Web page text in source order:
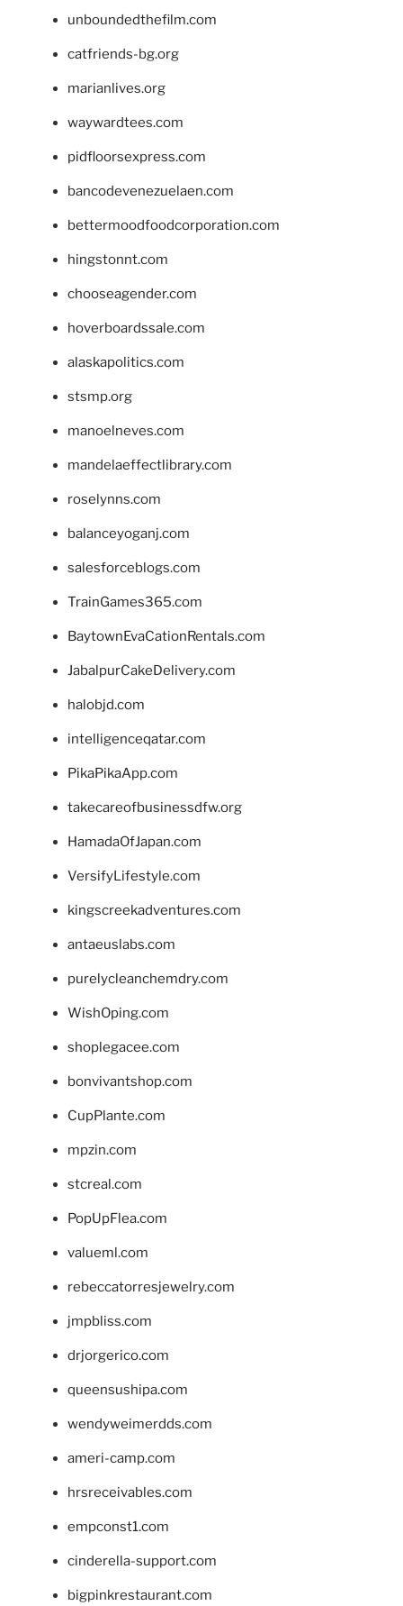
unboundedthefilm.com
catfriends-bg.org
marianlives.org
waywardtees.com
pidfloorsexpress.com
bancodevenezuelaen.com
bettermoodfoodcorporation.com
hingstonnt.com
chooseagender.com
hoverboardssale.com
alaskapolitics.com
stsmp.org
manoelneves.com
mandelaeffectlibrary.com
roselynns.com
balanceyoganj.com
salesforceblogs.com
TrainGames365.com
BaytownEvaCationRentals.com
JabalpurCakeDelivery.com
halobjd.com
intelligenceqatar.com
PikaPikaApp.com
takecareofbusinessdfw.org
HamadaOfJapan.com
VersifyLifestyle.com
kingscreekadventures.com
antaeuslabs.com
purelycleanchemdry.com
WishOping.com
shoplegacee.com
bonvivantshop.com
CupPlante.com
mpzin.com
stcreal.com
PopUpFlea.com
valueml.com
rebeccatorresjewelry.com
jmpbliss.com
drjorgerico.com
queensushipa.com
wendyweimerdds.com
ameri-camp.com
hrsreceivables.com
empconst1.com
cinderella-support.com
bigpinkrestaurant.com